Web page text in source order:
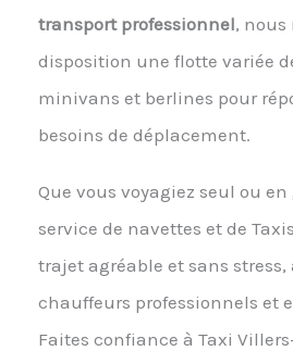
transport professionnel, nous
disposition une flotte variée
minivans et berlines pour
besoins de déplacement.
Que vous voyagiez seul ou
service de navettes et de
trajet agréable et sans stress,
chauffeurs professionnels et
Faites confiance à Taxi